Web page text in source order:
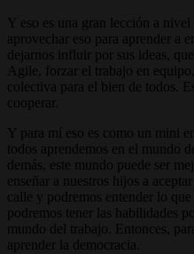
Y eso es una gran lección a
aprovechar eso para aprender a
dejarnos influir por sus ideas,
Agile, forzar el trabajo en
colectiva para el bien de todos.
cooperar.
Y para mí eso es como un mini
todos aprendemos en el mundo
demás, este mundo puede ser
enseñar a nuestros hijos a
calle y podremos entender lo
podremos tener las habilidades
mundo del trabajo. Entonces,
aprender la democracia.